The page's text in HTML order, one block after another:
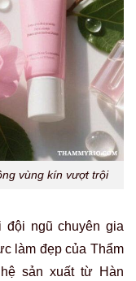
vùng kín vượt trội
ngũ chuyên gia
làm đẹp của Thẩm
sản xuất từ Hàn